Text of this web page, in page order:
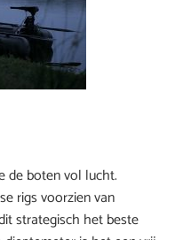
de boten vol lucht.
rigs voorzien van
strategisch het beste